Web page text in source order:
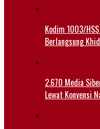
Kodim 1003/
Berlangsung
2.670 Media
Lewat Konvensi